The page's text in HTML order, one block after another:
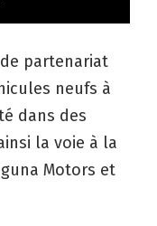
partenariat
neufs à
dans des
la voie à la
Motors et